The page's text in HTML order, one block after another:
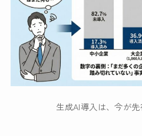
生成AI導入は、今が先